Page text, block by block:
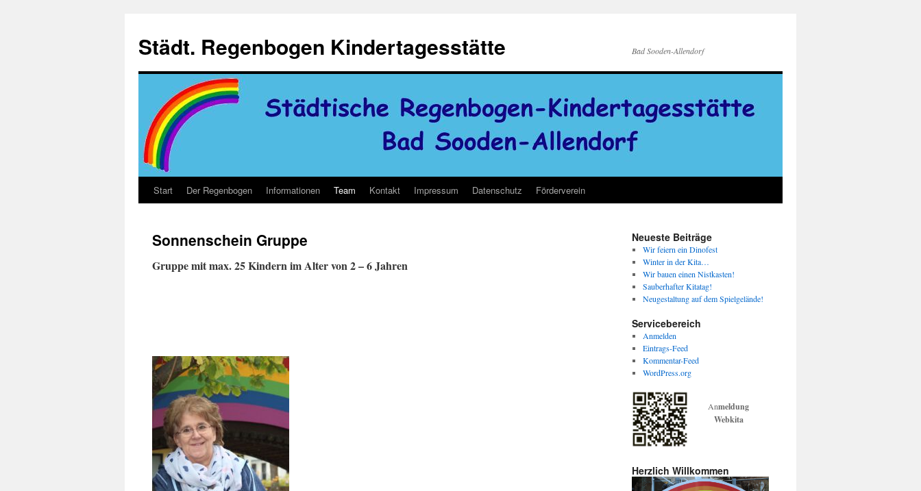
springen
Städt. Regenbogen Kindertagesstätte Bad Sooden-Allendorf
Start Der Regenbogen Informationen Team Kontakt Impressum Datenschutz Förderverein
Sonnenschein Gruppe
Gruppe mit max. 25 Kindern im Alter von 2 – 6 Jahren
Neueste Beiträge
Wir feiern ein Dinofest
Winter in der Kita…
Wir bauen einen Nistkasten!
Sauberhafter Kitatag!
Neugestaltung auf dem Spielgelände!
Servicebereich
Anmelden
Eintrags-Feed
Kommentar-Feed
WordPress.org
Anmeldung
Webkita
Herzlich Willkommen